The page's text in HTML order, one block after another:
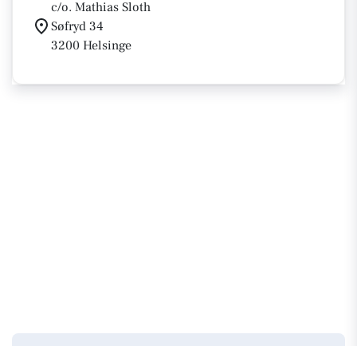
c/o. Mathias Sloth
Søfryd 34
3200 Helsinge